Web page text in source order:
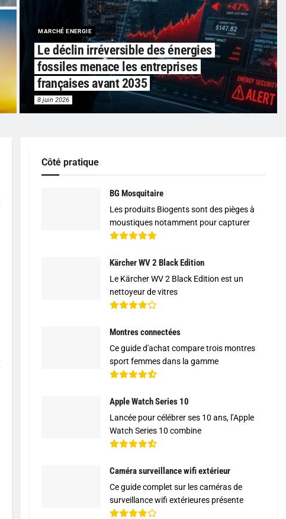
MARCHÉ ENERGIE
Le déclin irréversible des énergies
fossiles menace les entreprises
françaises avant 2035
8 juin 2026
Côté pratique
BG Mosquitaire
Les produits Biogents sont des pièges à
moustiques notamment pour capturer
Kärcher WV 2 Black Edition
Le Kärcher WV 2 Black Edition est un
nettoyeur de vitres
Montres connectées
Ce guide d'achat compare trois montres
sport femmes dans la gamme
Apple Watch Series 10
Lancée pour célébrer ses 10 ans, l’Apple
Watch Series 10 combine
Caméra surveillance wifi extérieur
Ce guide complet sur les caméras de
surveillance wifi extérieures présente